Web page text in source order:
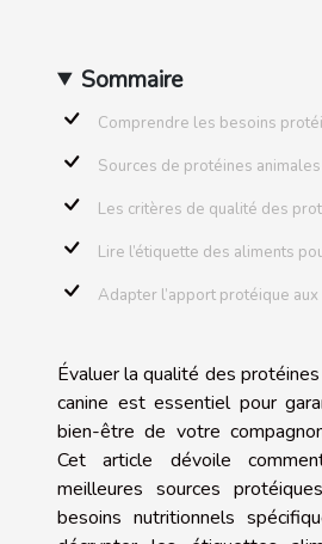
Sommaire
Comprendre les besoins
Sources de protéines
Les critères de qualité des
Lire l’étiquette des aliments
Adapter l’apport protéique
Évaluer la qualité des protéines
canine est essentiel pour
bien-être de votre
Cet article dévoile
meilleures sources
besoins nutritionnels